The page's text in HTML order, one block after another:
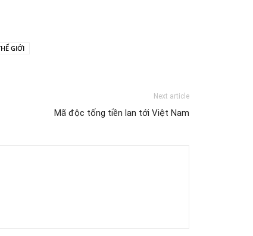
GIỚI
Next article
Mã độc tống tiền lan tới Việt Nam